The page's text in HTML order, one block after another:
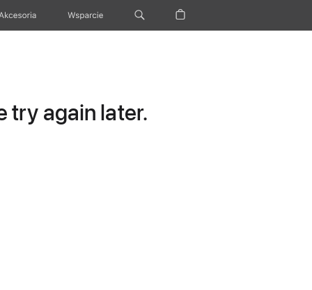
Wsparcie
try again later.